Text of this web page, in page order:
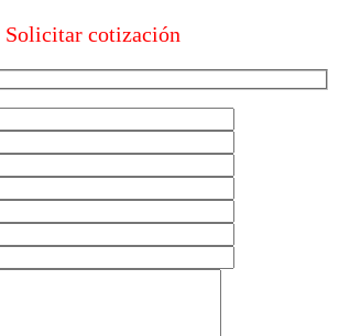
Solicitar cotización